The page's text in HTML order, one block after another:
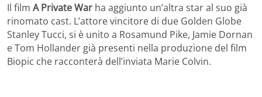
Il film A Private War ha aggiunto un’altra star al suo già
rinomato cast. L’attore vincitore di due Golden Globe
Stanley Tucci, si è unito a Rosamund Pike, Jamie Dornan
e Tom Hollander già presenti nella produzione del film
Biopic che racconterà dell’inviata Marie Colvin.